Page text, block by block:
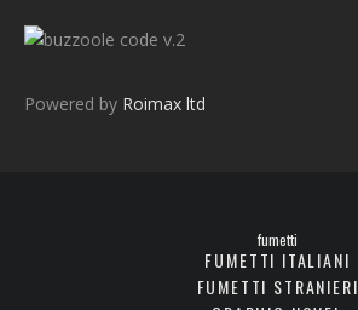
v.2
Powered by Roimax ltd
fumetti
FUMETTI ITALIANI
FUMETTI STRANIERI